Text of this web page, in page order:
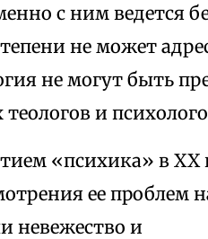
с ним ведется
не может
не могут быть
и
«психика» в XX
ее проблем
невежество и